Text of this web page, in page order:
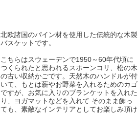
北欧諸国のパイン材を使用した伝統的な木製
バスケットです。
こちらはスウェーデンで1950～60年代頃に
つくられたと思われるスポーンコリ、松の木
の古い収納かごです。天然木のハンドルが付
いて、もとは薪やお野菜を入れるためのカゴ
ですが、お気に入りのブランケットを入れた
り、ヨガマットなどを入れて そのまま飾っ
ても、素敵なインテリアとしてお楽しみ頂け